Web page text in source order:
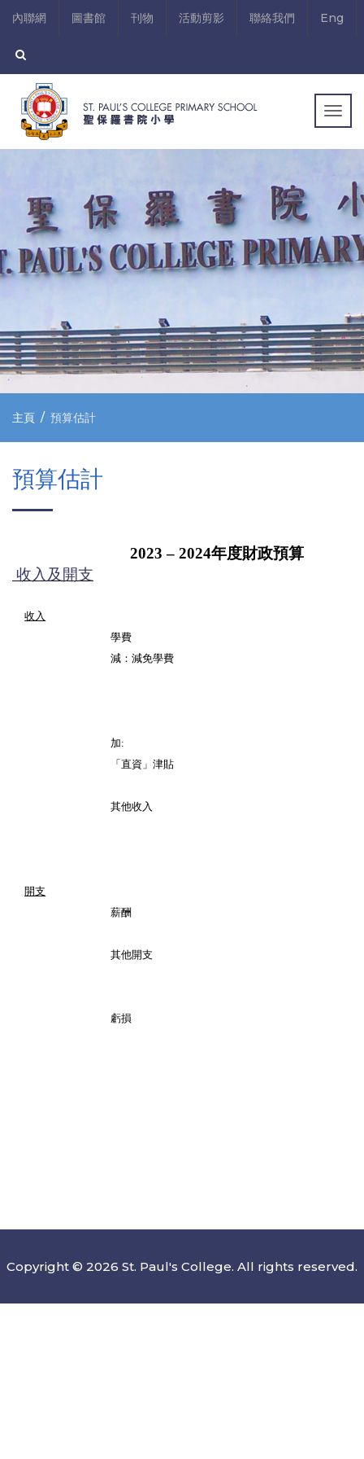
內聯網 圖書館 刊物 活動剪影 聯絡我們 Eng
主頁 預算估計
預算估計
2023 – 2024年度財政預算
收入及開支
收入
學費
減：減免學費
加:
「直資」津貼
其他收入
開支
薪酬
其他開支
虧損
Copyright © 2026 St. Paul's College. All rights reserved.